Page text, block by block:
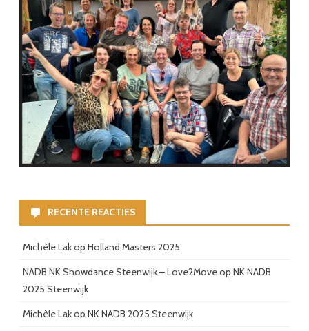
RECENTE REACTIES
Michèle Lakop Holland Masters 2025
NADB NK Showdance Steenwijk – Love2Moveop NK NADB
2025 Steenwijk
Michèle Lakop NK NADB 2025 Steenwijk